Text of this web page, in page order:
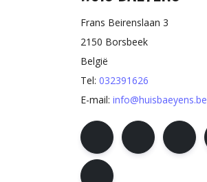
Frans Beirenslaan 3
2150 Borsbeek
België
Tel: 032391626
E-mail: info@huisbaeyens.be